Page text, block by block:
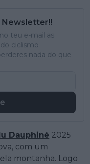
Newsletter!!
teu e-mail as
ciclismo
nada do que
Dauphiné 2025
com um
montanha. Logo